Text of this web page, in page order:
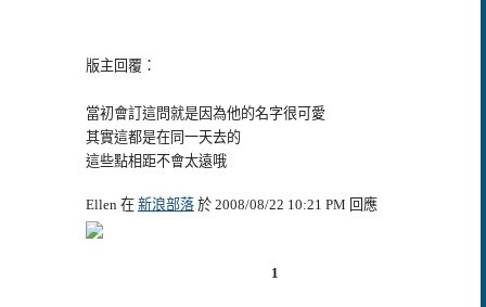
版主回覆：
當初會訂這問就是因為他的名字很可愛
其實這都是在同一天去的
這些點相距不會太遠哦
Ellen 在 新浪部落 於 2008/08/22 10:21 PM 回應
1